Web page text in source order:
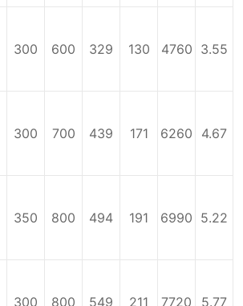
300 600 329 130 4760 3.55
300 700 439 171 6260 4.67
350 800 494 191 6990 5.22
300 800 549 211 7720 5.77